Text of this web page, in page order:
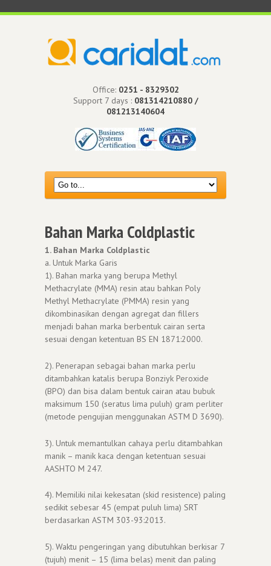
Office: 0251 - 8329302
Support 7 days : 081314210880 /
081213140604
Bahan Marka Coldplastic
1. Bahan Marka Coldplastic
a. Untuk Marka Garis
1). Bahan marka yang berupa Methyl
Methacrylate (MMA) resin atau bahkan Poly
Methyl Methacrylate (PMMA) resin yang
dikombinasikan dengan agregat dan fillers
menjadi bahan marka berbentuk cairan serta
sesuai dengan ketentuan BS EN 1871:2000.
2). Penerapan sebagai bahan marka perlu
ditambahkan katalis berupa Bonziyk Peroxide
(BPO) dan bisa dalam bentuk cairan atau bubuk
maksimum 150 (seratus lima puluh) gram perliter
(metode pengujian menggunakan ASTM D 3690).
3). Untuk memantulkan cahaya perlu ditambahkan
manik – manik kaca dengan ketentuan sesuai
AASHTO M 247.
4). Memiliki nilai kekesatan (skid resistence) paling
sedikit sebesar 45 (empat puluh lima) SRT
berdasarkan ASTM 303-93:2013.
5). Waktu pengeringan yang dibutuhkan berkisar 7
(tujuh) menit – 15 (lima belas) menit dan paling